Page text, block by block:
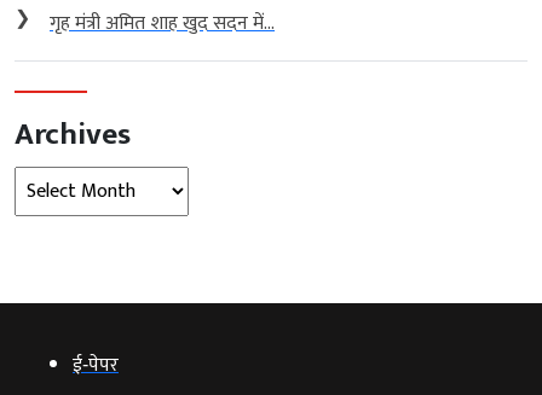
❯ गृह मंत्री अमित शाह खुद सदन में...
Archives
Archives
ई‑पेपर